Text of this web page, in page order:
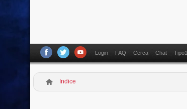
Login FAQ Cerca Chat
Indice